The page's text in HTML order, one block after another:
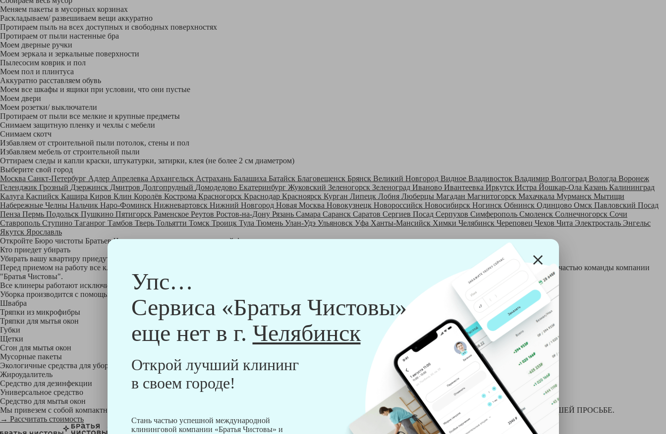
Упс…
Сервиса «Братья Чистовы»
еще нет в г. Челябинск
Открой лучший клининг
в своем городе!
Стань частью успешной международной
клининговой компании «Братья Чистовы» и
Меняем пакеты в мусорных корзинах
Раскладываем/ развешиваем вещи аккуратно
Протираем пыль на всех доступных и свободных поверхностях
Протираем от пыли настенные бра
Моем дверные ручки
Моем зеркала и зеркальные поверхности
Пылесосим коврик и пол
Моем пол и плинтуса
Аккуратно расставляем обувь
Моем все шкафы и ящики при условии, что они пустые
Моем двери
Моем розетки/ выключатели
Протираем от пыли все мелкие и крупные предметы
Снимаем защитную пленку и чехлы с мебели
Снимаем скотч
Избавляем от строительной пыли потолок, стены и пол
Избавляем мебель от строительной пыли
Оттираем следы и капли краски, штукатурки, затирки, клея (не более 2 см диаметром)
Выберите свой город
Москва Санкт-Петербург Адлер Апрелевка Архангельск Астрахань Балашиха Батайск Благовещенск Брянск Великий Новгород Видное Владивосток Владимир Волгоград Вологда Воронеж
Геленджик Грозный Дзержинск Дмитров Долгопрудный Домодедово Екатеринбург Жуковский Зеленогорск Зеленоград Иваново Ивантеевка Иркутск Истра Йошкар-Ола Казань Калининград
Калуга Каспийск Кашира Киров Клин Королёв Кострома Красногорск Краснодар Красноярск Курган Липецк Лобня Люберцы Магадан Магнитогорск Махачкала Мурманск Мытищи
Набережные Челны Нальчик Наро-Фоминск Нижневартовск Нижний Новгород Новая Москва Новокузнецк Новороссийск Новосибирск Ногинск Обнинск Одинцово Омск Павловский Посад
Пенза Пермь Подольск Пушкино Пятигорск Раменское Реутов Ростов-на-Дону Рязань Самара Саранск Саратов Сергиев Посад Серпухов Симферополь Смоленск Солнечногорск Сочи
Ставрополь Ступино Таганрог Тамбов Тверь Тольятти Томск Троицк Тула Тюмень Улан-Удэ Ульяновск Уфа Ханты-Мансийск Химки Челябинск Череповец Чехов Чита Электросталь Энгельс
Якутск Ярославль
Откройте Бюро чистоты Братьев Чистовых в своем городе понашей франшизе
Кто приедет убирать
Убирать вашу квартиру приедут профессионально обученные клинеры - русские девушки, в возрасте от 24 до 40 лет.
Перед приемом на работу все клинеры проходят аттестацию в нашем обучающем центре, а также проверку в службе безопасности и только после этого становятся частью команды компании
"Братья Чистовы".
Все клинеры работают исключительно в форме с логотипом компании "Братья Чистовы".
Уборка производится с помощью профессиональных технических и химический средств, которые наши клинеры привозят с собой:
Швабра
Тряпки из микрофибры
Тряпки для мытья окон
Губки
Щетки
Сгон для мытья окон
Мусорные пакеты
Экологичные средства для уборки немецкой марки Kiehl:
Жироудалитель
Средство для дезинфекции
Универсальное средство
Средство для мытья окон
Мы привезем с собой компактный профессиональный пылесос фирмы Soteco, а также утюг, ведро, парогенератор, аппарат для химчистки и многое другое ПО ВАШЕЙ ПРОСЬБЕ.
→ Рассчитать стоимость